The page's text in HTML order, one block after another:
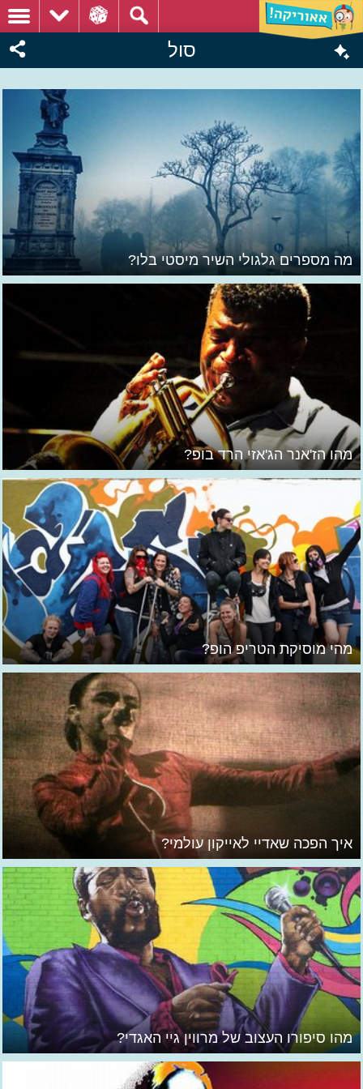
סול
מה מספרים גלגולי השיר מיסטי בלו?
מהו הז'אנר הג'אזי הרד בופ?
מהי מוסיקת הטריפ הופ?
איך הפכה שאדיי לאייקון עולמי?
מהו סיפורו העצוב של מרווין גיי האגדי?